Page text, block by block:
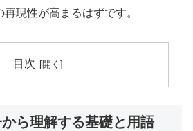
現性が高まるはずです。
目次
ら理解する基礎と用語